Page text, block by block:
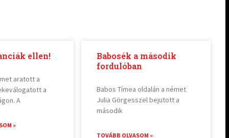
ellen!
aratott a
a
A
»
Babosék a második
fordulóban
Babos Tímea oldalán a német
Julia Görgesszel bejutott a
második
TOVÁBB OLVASOM »